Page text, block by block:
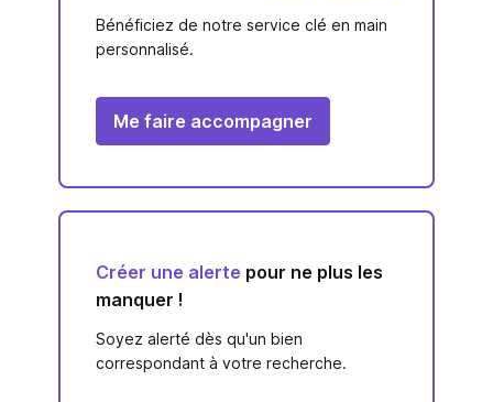
Bénéficiez de notre service clé en main
personnalisé.
Me faire accompagner
Créer une alerte pour ne plus les
manquer !
Soyez alerté dès qu'un bien
correspondant à votre recherche.